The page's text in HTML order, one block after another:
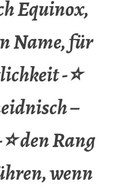
Equinox,
Name, für
-⭐
–
den Rang
wenn